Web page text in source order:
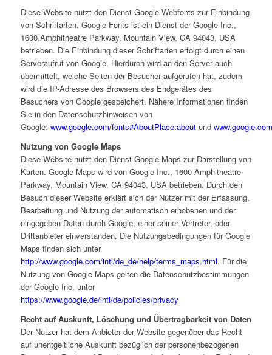
Diese Website nutzt den Dienst Google Webfonts zur Einbindung
von Schriftarten. Google Fonts ist ein Dienst der Google Inc.,
1600 Amphitheatre Parkway, Mountain View, CA 94043, USA
betrieben. Die Einbindung dieser Schriftarten erfolgt durch einen
Serveraufruf von Google. Hierdurch wird an den Server auch
übermittelt, welche Seiten der Besucher aufgerufen hat, zudem
wird die IP-Adresse des Browsers des Endgerätes des
Besuchers von Google gespeichert. Nähere Informationen finden
Sie in den Datenschutzhinweisen von
Google: www.google.com/fonts#AboutPlace:aboutund
Nutzung von Google Maps
Diese Website nutzt den Dienst Google Maps zur Darstellung von
Karten. Google Maps wird von Google Inc., 1600 Amphitheatre
Parkway, Mountain View, CA 94043, USA betrieben. Durch den
Besuch dieser Website erklärt sich der Nutzer mit der Erfassung,
Bearbeitung und Nutzung der automatisch erhobenen und der
eingegeben Daten durch Google, einer seiner Vertreter, oder
Drittanbieter einverstanden. Die Nutzungsbedingungen für Google
Maps finden sich unter
http://www.google.com/intl/de_de/help/terms_maps.html. Für die
Nutzung von Google Maps gelten die Datenschutzbestimmungen
der Google Inc. unter
https://www.google.de/intl/de/policies/privacy
Recht auf Auskunft, Löschung und Übertragbarkeit von Daten
Der Nutzer hat dem Anbieter der Website gegenüber das Recht
auf unentgeltliche Auskunft bezüglich der personenbezogenen